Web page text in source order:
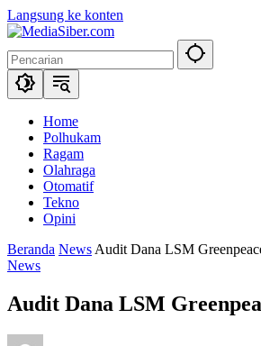
Langsung ke konten
Home
Polhukam
Ragam
Olahraga
Otomatif
Tekno
Opini
Beranda News Audit Dana LSM
News
Audit Dana LSM